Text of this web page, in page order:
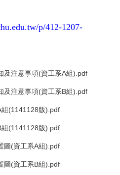
p/412-1207-
及注意事項(資工系A組).pdf
及注意事項(資工系B組).pdf
(1141128版).pdf
(1141128版).pdf
圖(資工系A組).pdf
圖(資工系B組).pdf